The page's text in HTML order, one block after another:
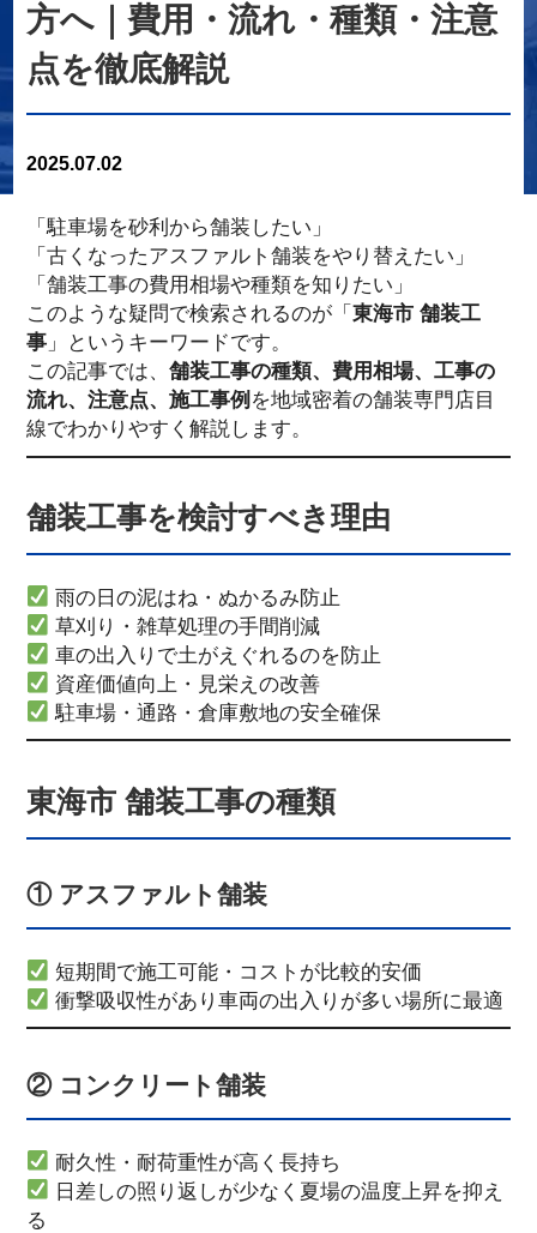
方へ｜費用・流れ・種類・注意
点を徹底解説
2025.07.02
「駐車場を砂利から舗装したい」
「古くなったアスファルト舗装をやり替えたい」
「舗装工事の費用相場や種類を知りたい」
このような疑問で検索されるのが「 東海市 舗装工
事」というキーワードです。
この記事では、 舗装工事の種類、費用相場、工事の
流れ、注意点、施工事例 を地域密着の舗装専門店目
線でわかりやすく解説します。
舗装工事を検討すべき理由
雨の日の泥はね・ぬかるみ防止
草刈り・雑草処理の手間削減
車の出入りで土がえぐれるのを防止
資産価値向上・見栄えの改善
駐車場・通路・倉庫敷地の安全確保
東海市 舗装工事の種類
① アスファルト舗装
短期間で施工可能・コストが比較的安価
衝撃吸収性があり車両の出入りが多い場所に最適
② コンクリート舗装
耐久性・耐荷重性が高く長持ち
日差しの照り返しが少なく夏場の温度上昇を抑え
る